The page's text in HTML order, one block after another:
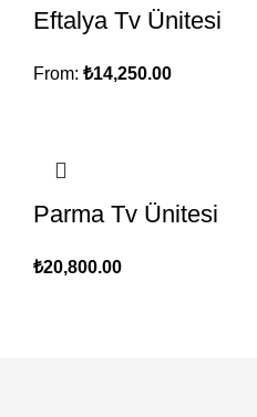
Eftalya Tv Ünitesi
From: ₺14,250.00
Parma Tv Ünitesi
₺20,800.00